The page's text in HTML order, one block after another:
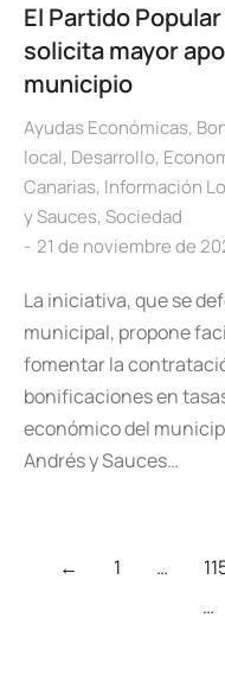
El Partido
solicita mayor
municipio
Ayudas Económicas,
local, Desarrollo,
Canarias, Información
y Sauces, Sociedad
21 de noviembre de
La iniciativa, que se
municipal, propone
fomentar la
bonificaciones en
económico del
Andrés y Sauces…
← 1 …
…